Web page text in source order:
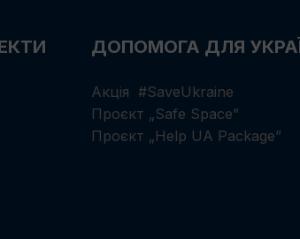
ДОПОМОГА ДЛЯ
Акція #SaveUkraine
Проєкт „Safe Space”
Проєкт „Help UA Package”